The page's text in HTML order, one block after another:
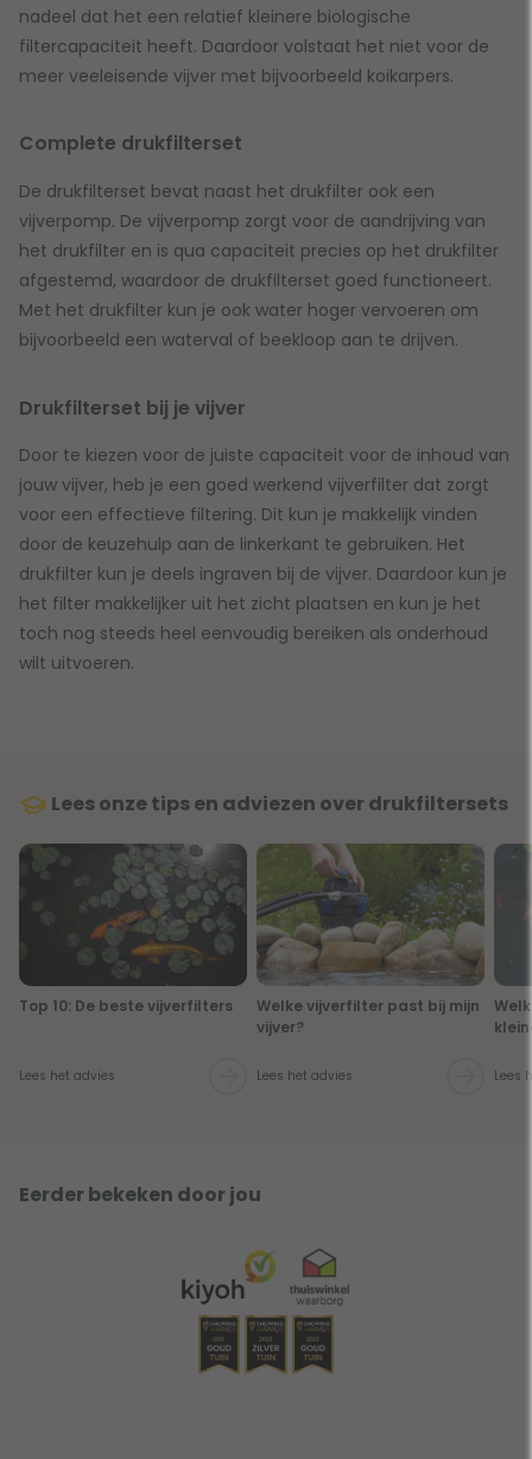
nadeel dat het een relatief kleinere biologische
filtercapaciteit heeft. Daardoor volstaat het niet voor de
meer veeleisende vijver met bijvoorbeeld koikarpers.
Complete drukfilterset
De drukfilterset bevat naast het drukfilter ook een
vijverpomp. De vijverpomp zorgt voor de aandrijving van
het drukfilter en is qua capaciteit precies op het drukfilter
afgestemd, waardoor de drukfilterset goed functioneert.
Met het drukfilter kun je ook water hoger vervoeren om
bijvoorbeeld een waterval of beekloop aan te drijven.
Drukfilterset bij je vijver
Door te kiezen voor de juiste capaciteit voor de inhoud van
jouw vijver, heb je een goed werkend vijverfilter dat zorgt
voor een effectieve filtering. Dit kun je makkelijk vinden
door de keuzehulp aan de linkerkant te gebruiken. Het
drukfilter kun je deels ingraven bij de vijver. Daardoor kun je
het filter makkelijker uit het zicht plaatsen en kun je het
toch nog steeds heel eenvoudig bereiken als onderhoud
wilt uitvoeren.
Lees onze tips en adviezen over drukfiltersets
Top 10: De beste vijverfilters
Lees het advies
Welke vijverfilter past bij mijn
vijver?
Lees het advies Lees
Eerder bekeken door jou